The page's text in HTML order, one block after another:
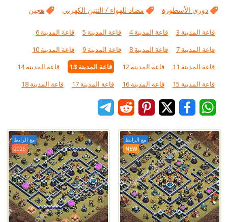
دوري الأسطورة
مضاد للهواء / التنين الكهربي هجين
قاعة المدينة 3 قاعة المدينة 4 قاعة المدينة 5
قاعة المدينة 6
قاعة المدينة 7
قاعة المدينة 8 قاعة المدينة 9
قاعة المدينة 10
قاعة المدينة 11
قاعة المدينة 12 قاعة المدينة 13
قاعة المدينة 14
قاعة المدينة 15
قاعة المدينة 16 قاعة المدينة 17 قاعة المدينة 18
مع الرابط
NEW
مع الرابط
2026